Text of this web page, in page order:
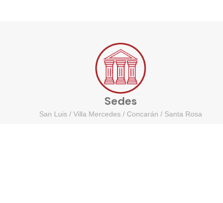
Sedes
San Luis / Villa Mercedes / Concarán / Santa Rosa